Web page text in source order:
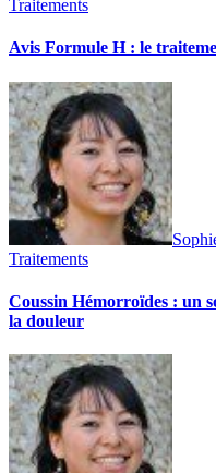
Traitements
Avis Formule H : le
Traitements
Coussin Hémorroïdes : un
la douleur